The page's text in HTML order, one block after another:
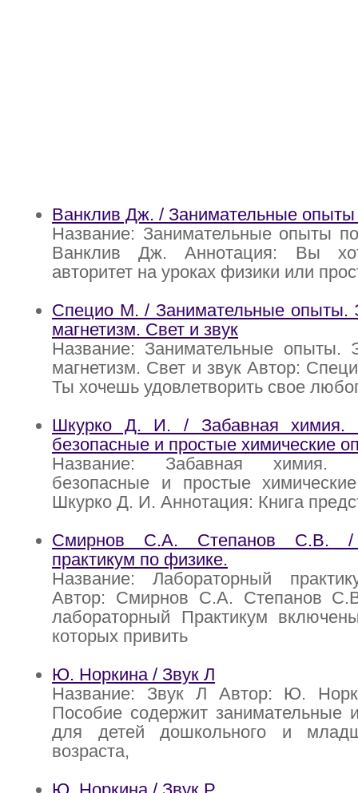
Ванклив Дж. / Занимательные
Название: Занимательные опыты
Ванклив Дж. Аннотация: Вы
авторитет на уроках физики или
Специо М. / Занимательные опыты.
магнетизм. Свет и звук
Название: Занимательные опыты.
магнетизм. Свет и звук Автор:
Ты хочешь удовлетворить свое
Шкурко Д. И. / Забавная химия.
безопасные и простые химические
Название: Забавная химия.
безопасные и простые
Шкурко Д. И. Аннотация: Книга
Смирнов С.А. Степанов С.В. /
практикум по физике.
Название: Лабораторный
Автор: Смирнов С.А. Степанов
лабораторный Практикум
которых привить
Ю. Норкина / Звук Л
Название: Звук Л Автор: Ю.
Пособие содержит занимательные
для детей дошкольного и
возраста,